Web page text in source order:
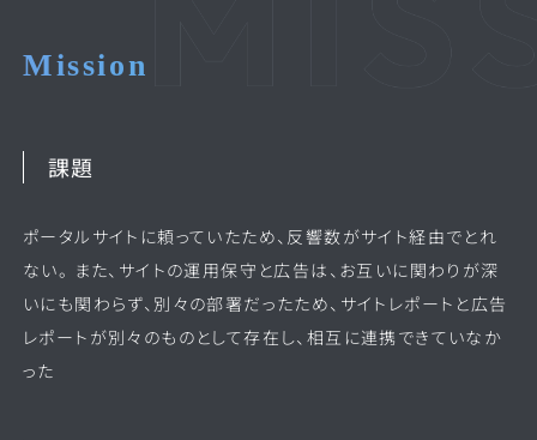
Mission
課題
ポータルサイトに頼っていたため、反響数がサイト経由でとれ
ない。 また、サイトの運用保守と広告は、お互いに関わりが深
いにも関わらず、別々の部署だったため、サイトレポートと広告
レポートが別々のものとして存在し、相互に連携できていなか
った